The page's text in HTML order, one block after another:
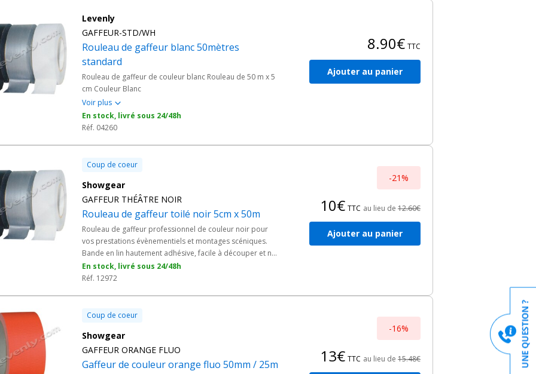
Levenly
GAFFEUR-STD/WH
Rouleau de gaffeur blanc 50mètres
standard
Rouleau de gaffeur de couleur blanc Rouleau de 50 m x 5
cm Couleur Blanc
Voir plus
En stock, livré sous 24/48h
Réf. 04260
8.90€ TTC
Ajouter au panier
Coup de coeur
Showgear
GAFFEUR THÉÂTRE NOIR
Rouleau de gaffeur toilé noir 5cm x 50m
Rouleau de gaffeur professionnel de couleur noir pour
vos prestations évènementiels et montages scéniques.
Bande en lin hautement adhésive, facile à découper et ne
laissant aucun résidus. - Conçue spécialement pour une
utilisation professionnelle sur scène. - Très utilisé par les
En stock, livré sous 24/48h
Réf. 12972
-21%
10€ TTC au lieu de 12.60€
Ajouter au panier
Coup de coeur
Showgear
GAFFEUR ORANGE FLUO
Gaffeur de couleur orange fluo 50mm / 25m
-16%
13€ TTC au lieu de 15.48€